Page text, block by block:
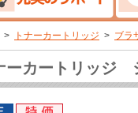
> トナーカートリッジ > ブラ
ーカートリッジ